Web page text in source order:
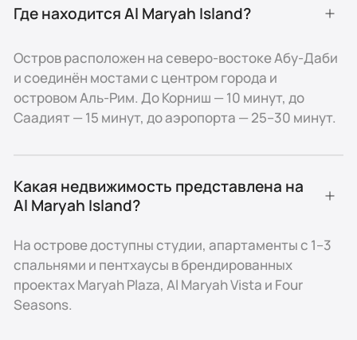
Sheikh Khalifa Bin Zayed Highway.
комплексах доступны крытые парковки и услуги
парковщика.
Недвижимость и образ
жизни
Типы недвижимости
На Al Maryah Island представлены студии,
комплексах Maryah Plaza, Al Maryah Vista и Four
Seasons Private Residences. Жильё отличается
современными планировками, кухнями с
техникой, мраморными ванными и балконами с
Где находится Al Maryah Island?
Остров расположен на северо-востоке Абу-Даби
и соединён мостами с центром города и
островом Аль-Рим. До Корниш — 10 минут, до
Саадият — 15 минут, до аэропорта — 25–30 минут.
Какая недвижимость представлена на
Al Maryah Island?
На острове доступны студии, апартаменты с 1–3
спальнями и пентхаусы в брендированных
проектах Maryah Plaza, Al Maryah Vista и Four
Seasons.